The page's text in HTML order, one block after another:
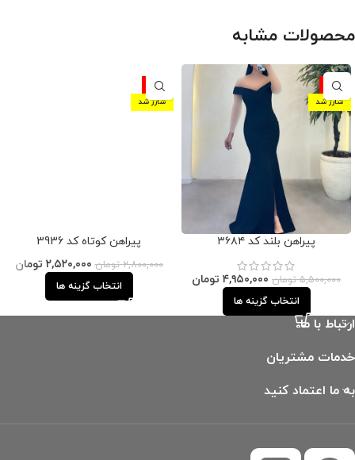
محصولات مشابه
-10%
شارژ شد
پیراهن بلند کد ۳۶۸۴
۵,۵۰۰,۰۰۰ تومان ۴,۹۵۰,۰۰۰ تومان
انتخاب گزینه ها
-10%
شارژ شد
پیراهن کوتاه کد 3936
۲,۸۰۰,۰۰۰ تومان ۲,۵۲۰,۰۰۰ تومان
انتخاب گزینه ها
ارتباط با ما
خدمات مشتریان
به ما اعتماد کنید